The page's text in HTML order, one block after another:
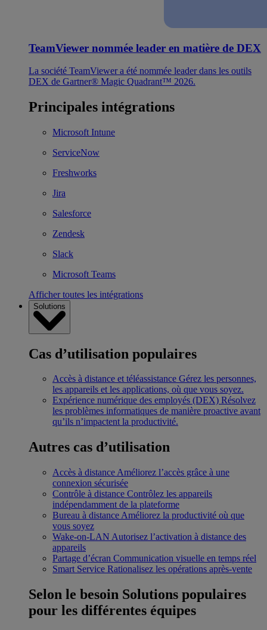
TeamViewer nommée leader en matière de DEX
La société TeamViewer a été nommée leader dans les outils
DEX de Gartner® Magic Quadrant™ 2026.
Principales intégrations
Microsoft Intune
ServiceNow
Freshworks
Jira
Salesforce
Zendesk
Slack
Microsoft Teams
Afficher toutes les intégrations
Solutions
Cas d’utilisation populaires
Accès à distance et téléassistance Gérez les personnes,
les appareils et les applications, où que vous soyez.
Expérience numérique des employés (DEX) Résolvez
les problèmes informatiques de manière proactive avant
qu’ils n’impactent la productivité.
Autres cas d’utilisation
Accès à distance Améliorez l’accès grâce à une
connexion sécurisée
Contrôle à distance Contrôlez les appareils
indépendamment de la plateforme
Bureau à distance Améliorez la productivité où que
vous soyez
Wake-on-LAN Autorisez l’activation à distance des
appareils
Partage d’écran Communication visuelle en temps réel
Smart Service Rationalisez les opérations après-vente
Selon le besoin Solutions populaires
pour les différentes équipes